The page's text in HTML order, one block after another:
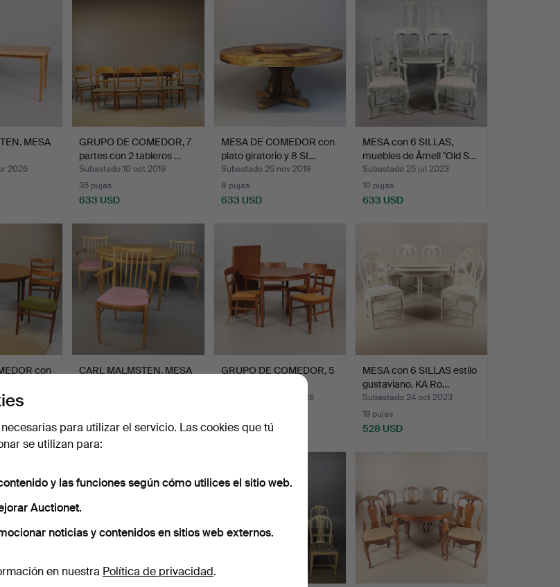
MESA
2026
GRUPO DE COMEDOR, 7
partes con 2 tableros …
Subastado 10 oct 2019
36 pujas
633 USD
MESA DE COMEDOR con
plato giratorio y 8 SI…
Subastado 25 nov 2019
8 pujas
633 USD
MESA con 6 SILLAS,
muebles de Åmell "Old S…
Subastado 25 jul 2023
10 pujas
633 USD
con
2020
CARL MALMSTEN. MESA
581 USD
GRUPO DE COMEDOR, 5
Subastado 23 mar 2026
581 USD
MESA con 6 SILLAS estilo
gustaviano. KA Ro…
Subastado 24 oct 2023
19 pujas
528 USD
para utilizar el servicio. Las cookies que tú
se utilizan para:
y las funciones según cómo utilices el sitio web.
Auctionet.
noticias y contenidos en sitios web externos.
en nuestra Política de privacidad.